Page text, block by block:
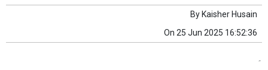
By Kaisher Husain
On 25 Jun 2025 16:52:36